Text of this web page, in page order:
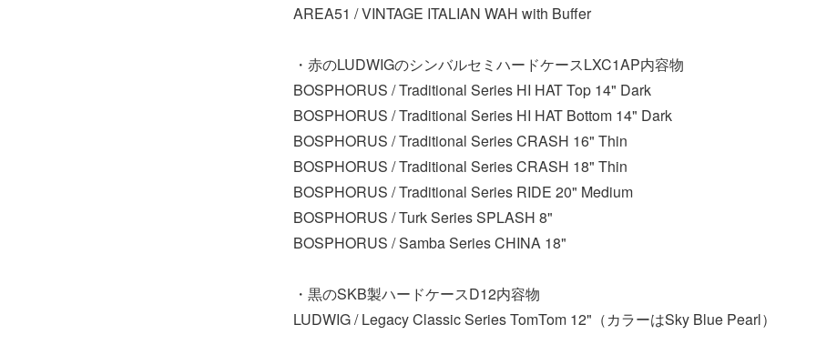
AREA51 / VINTAGE ITALIAN WAH with Buffer
・赤のLUDWIGのシンバルセミハードケースLXC1AP内容物
BOSPHORUS / Traditional Series HI HAT Top 14" Dark
BOSPHORUS / Traditional Series HI HAT Bottom 14" Dark
BOSPHORUS / Traditional Series CRASH 16" Thin
BOSPHORUS / Traditional Series CRASH 18" Thin
BOSPHORUS / Traditional Series RIDE 20" Medium
BOSPHORUS / Turk Series SPLASH 8"
BOSPHORUS / Samba Series CHINA 18"
・黒のSKB製ハードケースD12内容物
LUDWIG / Legacy Classic Series TomTom 12"（カラーはSky Blue Pearl）